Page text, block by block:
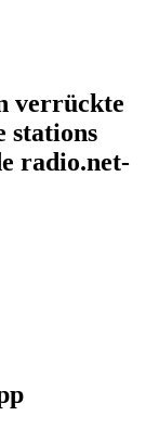
verrückte
stations
radio.net-